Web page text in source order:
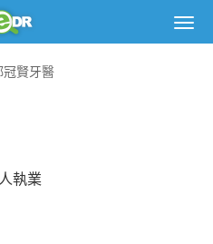
冠賢牙醫
執業